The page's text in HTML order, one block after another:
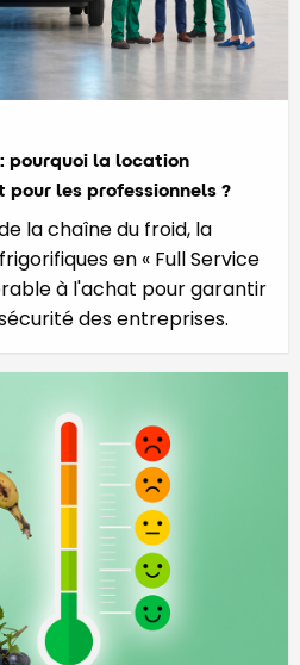
pourquoi la location
pour les professionnels ?
la chaîne du froid, la
en « Full Service
à l'achat pour garantir
des entreprises.